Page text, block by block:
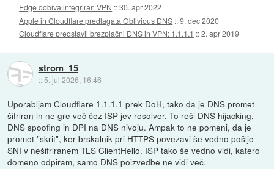
Edge dobiva integriran VPN ::30. apr 2022
Apple in Cloudflare predlagata Oblivious DNS ::9. dec 2020
Cloudflare predstavil brezplačni DNS in VPN: 1.1.1.1 ::2. apr 2019
strom_15
:: 5. jul 2026, 16:46
Uporabljam Cloudflare 1.1.1.1 prek DoH, tako da je DNS promet
šifriran in ne gre več čez ISP-jev resolver. To reši DNS hijacking,
DNS spoofing in DPI na DNS nivoju. Ampak to ne pomeni, da je
promet "skrit", ker brskalnik pri HTTPS povezavi še vedno pošlje
SNI v nešifriranem TLS ClientHello. ISP tako še vedno vidi, katero
domeno odpiram, samo DNS poizvedbe ne vidi več.